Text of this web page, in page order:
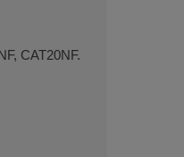
CAT20NF.